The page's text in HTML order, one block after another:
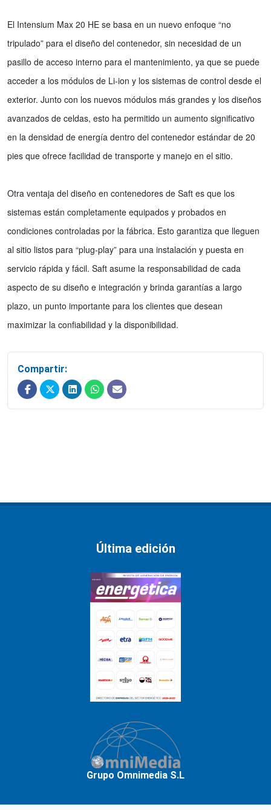
El Intensium Max 20 HE se basa en un nuevo enfoque “no
tripulado” para el diseño del contenedor, sin necesidad de un
pasillo de acceso interno para el mantenimiento, ya que se puede
acceder a los módulos de Li-ion y los sistemas de control desde el
exterior. Junto con los nuevos módulos más grandes y los diseños
avanzados de celdas, esto ha permitido un aumento significativo
en la densidad de energía dentro del contenedor estándar de 20
pies que ofrece facilidad de transporte y manejo en el sitio.
Otra ventaja del diseño en contenedores de Saft es que los
sistemas están completamente equipados y probados en
condiciones controladas por la fábrica. Esto garantiza que lleguen
al sitio listos para “plug-play” para una instalación y puesta en
servicio rápida y fácil. Saft asume la responsabilidad de cada
aspecto de su diseño e integración y brinda garantías a largo
plazo, un punto importante para los clientes que desean
maximizar la confiabilidad y la disponibilidad.
Compartir:
Última edición
Grupo Omnimedia S.L